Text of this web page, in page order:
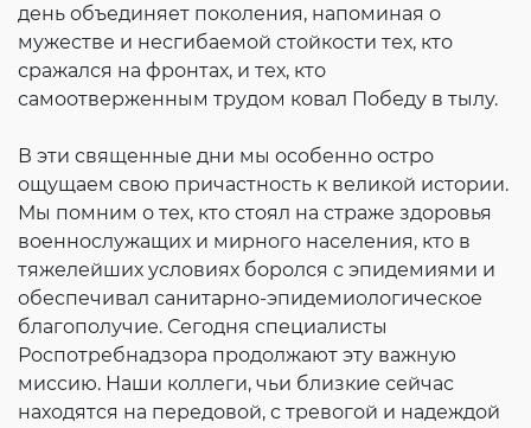
день объединяет поколения, напоминая о
мужестве и несгибаемой стойкости тех, кто
сражался на фронтах, и тех, кто
самоотверженным трудом ковал Победу в тылу.
В эти священные дни мы особенно остро
ощущаем свою причастность к великой истории.
Мы помним о тех, кто стоял на страже здоровья
военнослужащих и мирного населения, кто в
тяжелейших условиях боролся с эпидемиями и
обеспечивал санитарно-эпидемиологическое
благополучие. Сегодня специалисты
Роспотребнадзора продолжают эту важную
миссию. Наши коллеги, чьи близкие сейчас
находятся на передовой, с тревогой и надеждой